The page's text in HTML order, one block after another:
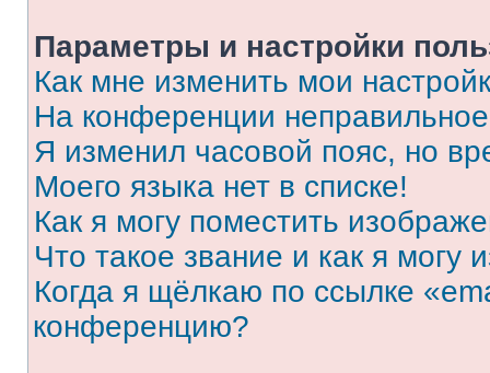
Параметры и настройки
Как мне изменить мои
На конференции
Я изменил часовой пояс, но
Моего языка нет в списке!
Как я могу поместить
Что такое звание и как я могу
Когда я щёлкаю по ссылке
конференцию?